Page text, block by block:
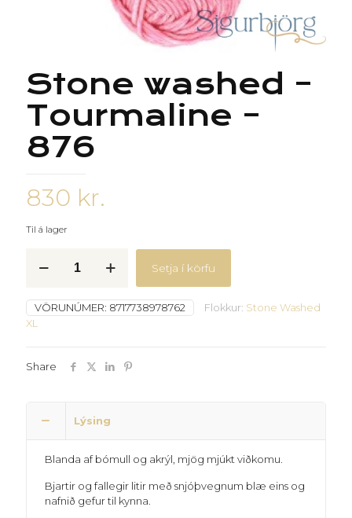
Stone washed –
Tourmaline –
876
830 kr.
Til á lager
washed
Tourmaline
-
876
Setja í körfu
VÖRUNÚMER: 8717738978762 Flokkur: Stone Washed
XL
Share
Lýsing
Blanda af bómull og akrýl, mjög mjúkt viðkomu.
Bjartir og fallegir litir með snjóþvegnum blæ eins og
nafnið gefur til kynna.